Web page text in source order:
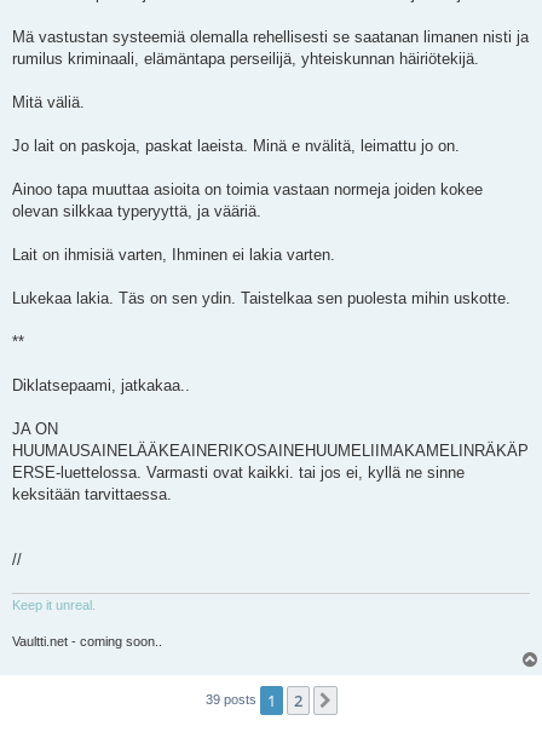
Mä vastustan systeemiä olemalla rehellisesti se saatanan limanen nisti ja
rumilus kriminaali, elämäntapa perseilijä, yhteiskunnan häiriötekijä.
Mitä väliä.
Jo lait on paskoja, paskat laeista. Minä e nvälitä, leimattu jo on.
Ainoo tapa muuttaa asioita on toimia vastaan normeja joiden kokee
olevan silkkaa typeryyttä, ja vääriä.
Lait on ihmisiä varten, Ihminen ei lakia varten.
Lukekaa lakia. Täs on sen ydin. Taistelkaa sen puolesta mihin uskotte.
**
Diklatsepaami, jatkakaa..
JA ON
HUUMAUSAINELÄÄKEAINERIKOSAINEHUUMELIIMAKAMELINRÄKÄP
ERSE-luettelossa. Varmasti ovat kaikki. tai jos ei, kyllä ne sinne
keksitään tarvittaessa.
//
Keep it unreal.
Vaultti.net - coming soon..
39 posts 1 2